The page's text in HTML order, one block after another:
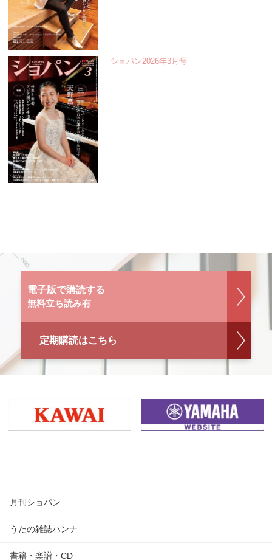
ショパン2026年3月号
電子版で購読する
無料立ち読み有
定期購読はこちら
月刊ショパン
うたの雑誌ハンナ
書籍・楽譜・CD